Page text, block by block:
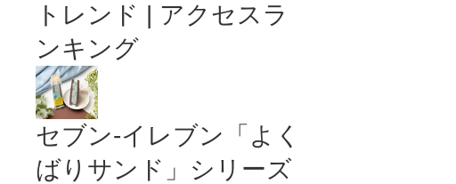
トレンド | アクセスラ
ンキング
セブン‐イレブン「よく
ばりサンド」シリーズ